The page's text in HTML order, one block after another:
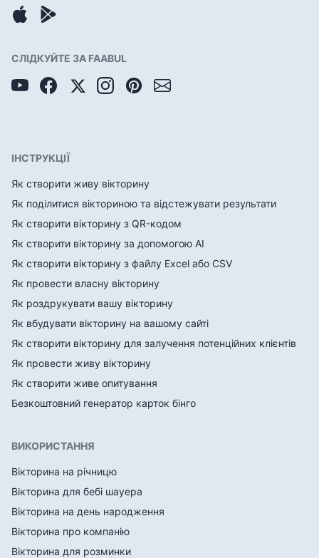
СЛІДКУЙТЕ ЗА FAABUL
ІНСТРУКЦІЇ
Як створити живу вікторину
Як поділитися вікториною та відстежувати результати
Як створити вікторину з QR-кодом
Як створити вікторину за допомогою AI
Як створити вікторину з файлу Excel або CSV
Як провести власну вікторину
Як роздрукувати вашу вікторину
Як вбудувати вікторину на вашому сайті
Як створити вікторину для залучення потенційних клієнтів
Як провести живу вікторину
Як створити живе опитування
Безкоштовний генератор карток бінго
ВИКОРИСТАННЯ
Вікторина на річницю
Вікторина для бебі шауера
Вікторина на день народження
Вікторина про компанію
Вікторина для розминки